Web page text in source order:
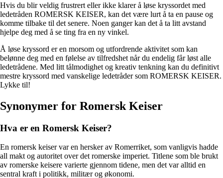
Hvis du blir veldig frustrert eller ikke klarer å løse kryssordet med
ledetråden ROMERSK KEISER, kan det være lurt å ta en pause og
komme tilbake til det senere. Noen ganger kan det å ta litt avstand
hjelpe deg med å se ting fra en ny vinkel.
Å løse kryssord er en morsom og utfordrende aktivitet som kan
belønne deg med en følelse av tilfredshet når du endelig får løst alle
ledetrådene. Med litt tålmodighet og kreativ tenkning kan du definitivt
mestre kryssord med vanskelige ledetråder som ROMERSK KEISER.
Lykke til!
Synonymer for Romersk Keiser
Hva er en Romersk Keiser?
En romersk keiser var en hersker av Romerriket, som vanligvis hadde
all makt og autoritet over det romerske imperiet. Titlene som ble brukt
av romerske keisere varierte gjennom tidene, men det var alltid en
sentral kraft i politikk, militær og økonomi.